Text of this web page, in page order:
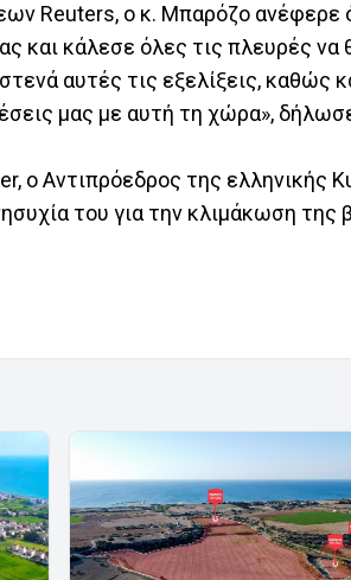
Reuters, ο κ. Μπαρόζο ανέφερε
και κάλεσε όλες τις πλευρές
αυτές τις εξελίξεις, καθώς
μας με αυτή τη χώρα»,
ο Αντιπρόεδρος της ελληνικής
του για την κλιμάκωση της